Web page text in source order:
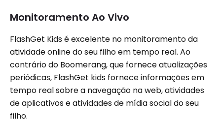
Monitoramento Ao Vivo
FlashGet Kids é excelente no monitoramento da
atividade online do seu filho em tempo real. Ao
contrário do Boomerang, que fornece atualizações
periódicas, FlashGet kids fornece informações em
tempo real sobre a navegação na web, atividades
de aplicativos e atividades de mídia social do seu
filho.